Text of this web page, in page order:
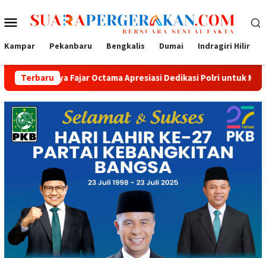
ke
Menu
Mobile
Kampar Pekanbaru Bengkalis Dumai Indragiri Hilir
Terbaru
Octama Apresiasi Dedikasi Polri untuk Masyarakat